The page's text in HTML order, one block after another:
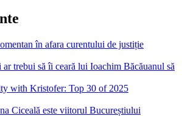
în afara curentului de justiție
trebui să îi ceară lui Ioachim Băcăuanul să
with Kristofer: Top 30 of 2025
Ciceală este viitorul Bucureștiului